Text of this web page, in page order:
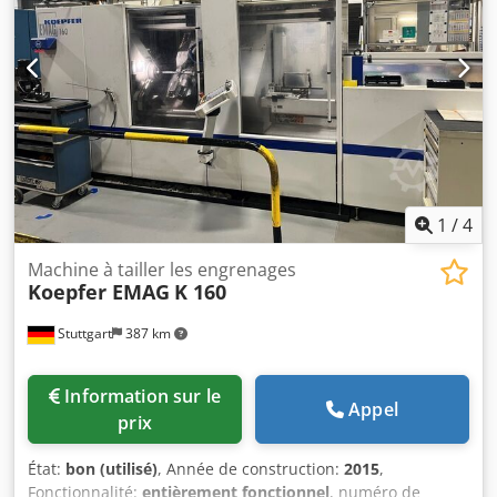
liaison avec un dispositif de chargement automatique des
pièces à usiner de marque GÜDEL-Suisse avec Chargeur
linéaire à portique, course d'env. 1000 mm ( V), double
pince pivotante avec mâchoires pour le chargement et le
déchargement des pièces. Chargement et déchargement
de pièces ondulées, (actuellement env. 60 long x 25 Ø x
module 1,5) m, mais sans dispositif de dépose des pièces.
dispositif d'arrosage séparé avec transport de copeaux
magnétiques, habillage complexe sur tout le pourtour avec
portes coulissantes, 2 machines avec dispositif de
malheureusement pas d'autres machines. Accessoires
fiabilité est éprouvée, est à vendre. Cette machine est
idéale pour la fabrication économique d’engrenages droits,
de pignons et d’autres types de dentures, que ce soit en
production unitaire ou en série. Dodpfx Aszfhyysckock
1 /4
Stuttgart 387 km
Machine à tailler les engrenages
Koepfer EMAG K 160
prix
Appel
État: bon (utilisé), Année de construction: 2015,
Fonctionnalité: entièrement fonctionnel, numéro de